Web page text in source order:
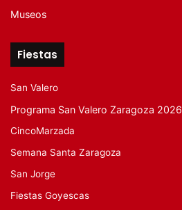
Museos
Fiestas
San Valero
Programa San Valero Zaragoza 2026
CincoMarzada
Semana Santa Zaragoza
San Jorge
Fiestas Goyescas